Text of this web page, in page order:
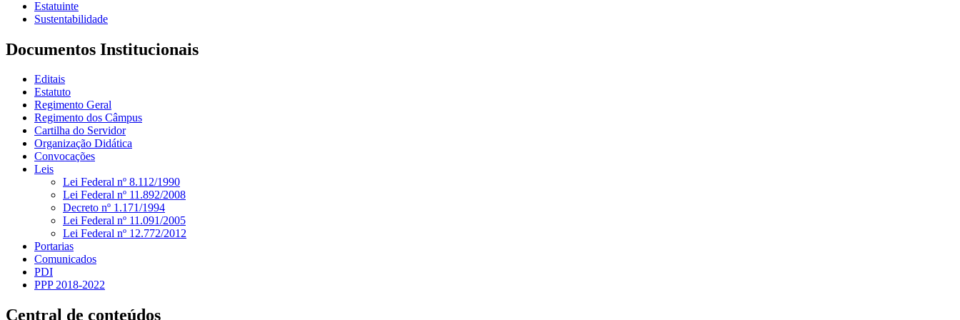
Estatuinte
Sustentabilidade
Documentos Institucionais
Editais
Estatuto
Regimento Geral
Regimento dos Câmpus
Cartilha do Servidor
Organização Didática
Convocações
Leis
Lei Federal nº 8.112/1990
Lei Federal nº 11.892/2008
Decreto nº 1.171/1994
Lei Federal nº 11.091/2005
Lei Federal nº 12.772/2012
Portarias
Comunicados
PDI
PPP 2018-2022
Central de conteúdos